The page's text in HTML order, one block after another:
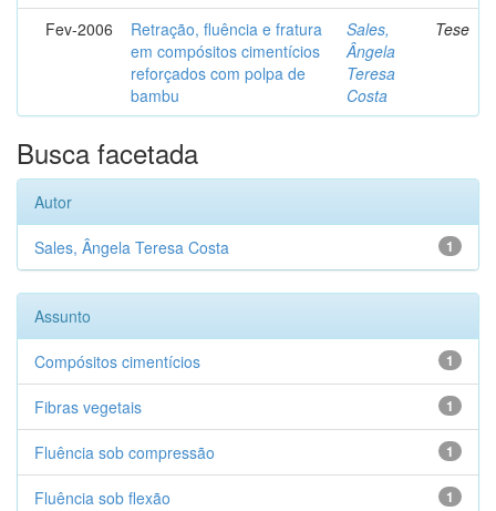
Fev-2006
Retração, fluência e fratura
em compósitos cimentícios
reforçados com polpa de
bambu
Sales,
Ângela
Teresa
Costa
Tese
Busca facetada
Autor
1
Sales, Ângela Teresa Costa
Assunto
1
Compósitos cimentícios
1
Fibras vegetais
1
Fluência sob compressão
1
Fluência sob flexão